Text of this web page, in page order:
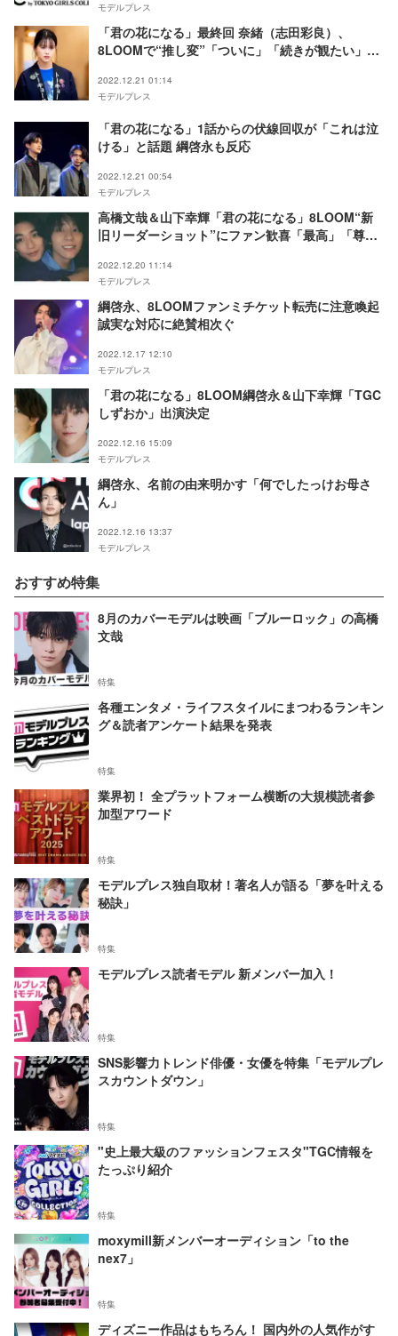
モデルプレス
「君の花になる」最終回 奈緒（志田彩良）、
8LOOMで“推し変”「ついに」「続きが観たい」の
2022.12.21 01:14
モデルプレス
「君の花になる」1話からの伏線回収が「これは泣
ける」と話題 綱啓永も反応
2022.12.21 00:54
モデルプレス
高橋文哉＆山下幸輝「君の花になる」8LOOM“新
旧リーダーショット”にファン歓喜「最高」「尊
2022.12.20 11:14
モデルプレス
綱啓永、8LOOMファンミチケット転売に注意喚起
誠実な対応に絶賛相次ぐ
2022.12.17 12:10
モデルプレス
「君の花になる」8LOOM綱啓永＆山下幸輝「TGC
しずおか」出演決定
2022.12.16 15:09
モデルプレス
綱啓永、名前の由来明かす「何でしたっけお母さ
ん」
2022.12.16 13:37
モデルプレス
おすすめ特集
8月のカバーモデルは映画「ブルーロック」の高橋
文哉
特集
各種エンタメ・ライフスタイルにまつわるランキン
グ＆読者アンケート結果を発表
特集
業界初！ 全プラットフォーム横断の大規模読者参
加型アワード
特集
モデルプレス独自取材！著名人が語る「夢を叶える
秘訣」
特集
モデルプレス読者モデル 新メンバー加入！
特集
SNS影響力トレンド俳優・女優を特集「モデルプレ
スカウントダウン」
特集
"史上最大級のファッションフェスタ"TGC情報を
たっぷり紹介
特集
moxymill新メンバーオーディション「to the
nex7」
特集
ディズニー作品はもちろん！ 国内外の人気作がす